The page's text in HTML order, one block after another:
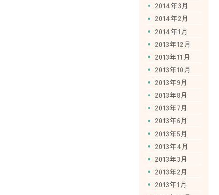
2014年3月
2014年2月
2014年1月
2013年12月
2013年11月
2013年10月
2013年9月
2013年8月
2013年7月
2013年6月
2013年5月
2013年4月
2013年3月
2013年2月
2013年1月